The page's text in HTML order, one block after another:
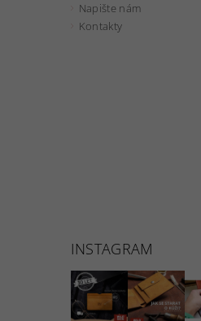
Napište nám
Kontakty
INSTAGRAM